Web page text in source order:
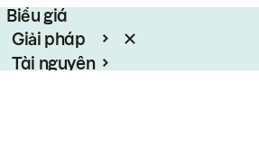
Biểu giá
Giải pháp
Tài nguyên